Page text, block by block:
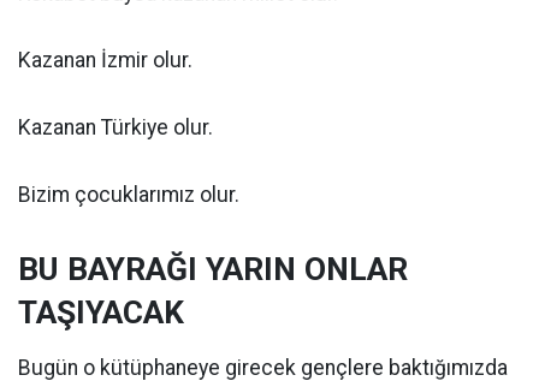
Kazanan İzmir olur.
Kazanan Türkiye olur.
Bizim çocuklarımız olur.
BU BAYRAĞI YARIN ONLAR
TAŞIYACAK
Bugün o kütüphaneye girecek gençlere baktığımızda